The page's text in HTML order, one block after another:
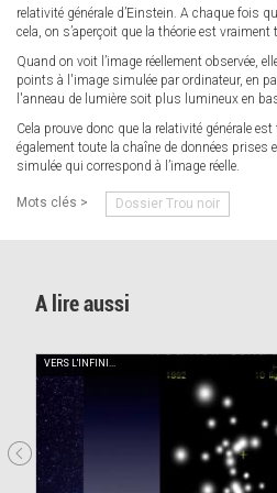
relativité générale d’Einstein. A chaque fois
cela, on s’aperçoit que la théorie est vraiment
Quand on voit l’image réellement observée,
points à l'image simulée par ordinateur, en
l'anneau de lumière soit plus lumineux en
Cela prouve donc que la relativité générale
également toute la chaîne de données prises
simulée qui correspond à l’image réelle.
Mots clés > Dossier Trou noir
A lire aussi
VERS L'INFINI...